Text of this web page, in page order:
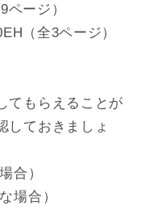
ージ）
（全3ページ）
てもらえることが
しておきましょ
合）
場合）